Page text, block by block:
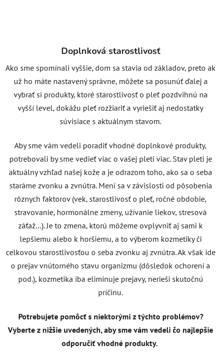
Doplnková starostlivosť
Ako sme spomínali vyššie, dom sa stavia od základov, preto ak
už ho máte nastavený správne, môžete sa posunúť ďalej a
vybrať si produkty, ktoré starostlivosť o pleť pozdvihnú na
vyšší level, dokážu pleť rozžiariť a vyriešiť aj nedostatky
súvisiace s aktuálnym stavom.
Aby sme vám vedeli poradiť vhodné doplnkové produkty,
potrebovali by sme vedieť viac o vašej pleti viac. Stav pleti je
aktuálny vzhľad našej kože a je odrazom toho, ako sa o seba
staráme zvonku a zvnútra. Mení sa v závislosti od pôsobenia
rôznych faktorov (vek, starostlivosť o pleť, ročné obdobie,
stravovanie, hormonálne zmeny, užívanie liekov, stresová
záťaž…). Je to zmena, ktorú môžeme ovplyvniť aj sami k
lepšiemu alebo k horšiemu, a to výberom kozmetiky či
celkovou starostlivosťou o seba zvonku aj zvnútra. Ak však ide
o prejav vnútorného stavu organizmu (dôsledok ochorení a
pod.), kozmetika iba eliminuje prejavy, nerieši skutočnú
príčinu.
Potrebujete pomôcť s niektorými z týchto problémov?
Vyberte z nižšie uvedených, aby sme vám vedeli čo najlepšie
odporučiť vhodné produkty.